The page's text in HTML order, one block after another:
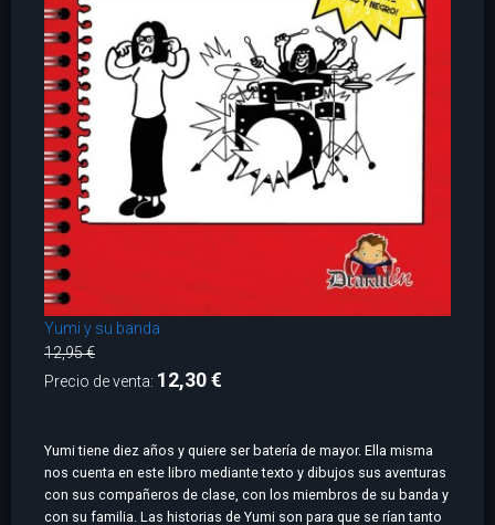
Yumi y su banda
12,95 €
Precio de venta: 12,30 €
Yumi tiene diez años y quiere ser batería de mayor. Ella misma
nos cuenta en este libro mediante texto y dibujos sus aventuras
con sus compañeros de clase, con los miembros de su banda y
con su familia. Las historias de Yumi son para que se rían tanto